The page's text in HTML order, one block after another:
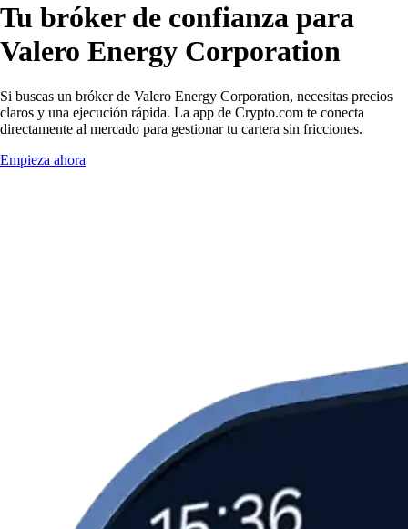
Tu bróker de confianza para
Valero Energy Corporation
Si buscas un bróker de Valero Energy Corporation, necesitas precios
claros y una ejecución rápida. La app de Crypto.com te conecta
directamente al mercado para gestionar tu cartera sin fricciones.
Empieza ahora